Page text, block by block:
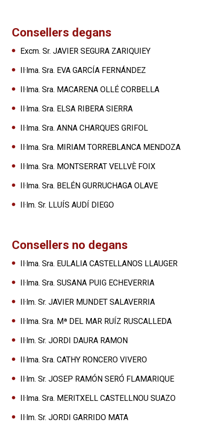
Consellers degans
Excm. Sr. JAVIER SEGURA ZARIQUIEY
Il·lma. Sra. EVA GARCÍA FERNÁNDEZ
Il·lma. Sra. MACARENA OLLÉ CORBELLA
Il·lma. Sra. ELSA RIBERA SIERRA
Il·lma. Sra. ANNA CHARQUES GRIFOL
Il·lma. Sra. MIRIAM TORREBLANCA MENDOZA
Il·lma. Sra. MONTSERRAT VELLVÈ FOIX
Il·lma. Sra. BELÉN GURRUCHAGA OLAVE
Il·lm. Sr. LLUÍS AUDÍ DIEGO
Consellers no degans
Il·lma. Sra. EULALIA CASTELLANOS LLAUGER
Il·lma. Sra. SUSANA PUIG ECHEVERRIA
Il·lm. Sr. JAVIER MUNDET SALAVERRIA
Il·lma. Sra. Mª DEL MAR RUÍZ RUSCALLEDA
Il·lm. Sr. JORDI DAURA RAMON
Il·lma. Sra. CATHY RONCERO VIVERO
Il·lm. Sr. JOSEP RAMÓN SERÓ FLAMARIQUE
Il·lma. Sra. MERITXELL CASTELLNOU SUAZO
Il·lm. Sr. JORDI GARRIDO MATA